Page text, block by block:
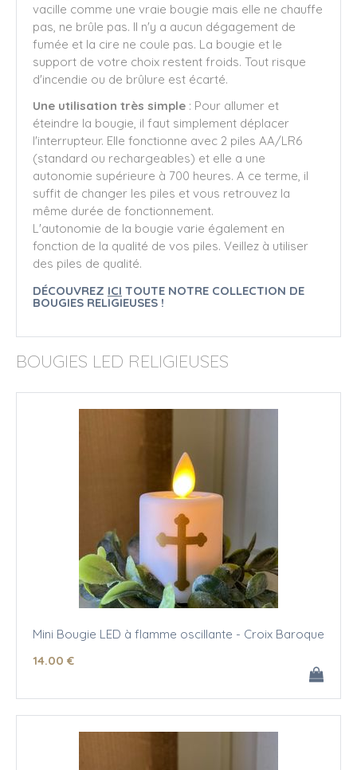
vacille comme une vraie bougie mais elle ne chauffe
pas, ne brûle pas. Il n'y a aucun dégagement de
fumée et la cire ne coule pas. La bougie et le
support de votre choix restent froids. Tout risque
d'incendie ou de brûlure est écarté.
Une utilisation très simple : Pour allumer et
éteindre la bougie, il faut simplement déplacer
l'interrupteur. Elle fonctionne avec 2 piles AA/LR6
(standard ou rechargeables) et elle a une
autonomie supérieure à 700 heures. A ce terme, il
suffit de changer les piles et vous retrouvez la
même durée de fonctionnement.
L'autonomie de la bougie varie également en
fonction de la qualité de vos piles. Veillez à utiliser
des piles de qualité.
DÉCOUVREZ ICI TOUTE NOTRE COLLECTION DE
BOUGIES RELIGIEUSES !
BOUGIES LED RELIGIEUSES
Mini Bougie LED à flamme oscillante - Croix Baroque
14.00 €